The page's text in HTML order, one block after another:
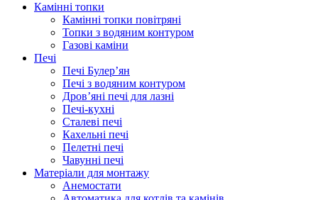
Камінні топки
Камінні топки повітряні
Топки з водяним контуром
Газові каміни
Печі
Печі Булер’ян
Печі з водяним контуром
Дров’яні печі для лазні
Печі-кухні
Сталеві печі
Кахельні печі
Пелетні печі
Чавунні печі
Матеріали для монтажу
Анемостати